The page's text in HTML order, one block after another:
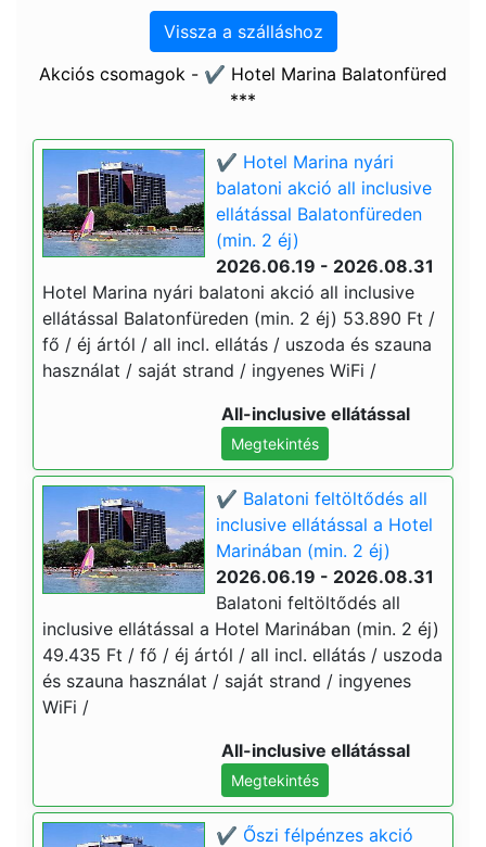
Vissza a szálláshoz
Akciós csomagok - ✔️ Hotel Marina Balatonfüred
***
✔️ Hotel Marina nyári
balatoni akció all inclusive
ellátással Balatonfüreden
(min. 2 éj)
2026.06.19 - 2026.08.31
Hotel Marina nyári balatoni akció all inclusive
ellátással Balatonfüreden (min. 2 éj) 53.890 Ft /
fő / éj ártól / all incl. ellátás / uszoda és szauna
használat / saját strand / ingyenes WiFi /
All-inclusive ellátással
Megtekintés
✔️ Balatoni feltöltődés all
inclusive ellátással a Hotel
Marinában (min. 2 éj)
2026.06.19 - 2026.08.31
Balatoni feltöltődés all
inclusive ellátással a Hotel Marinában (min. 2 éj)
49.435 Ft / fő / éj ártól / all incl. ellátás / uszoda
és szauna használat / saját strand / ingyenes
WiFi /
All-inclusive ellátással
Megtekintés
✔️ Őszi félpénzes akció